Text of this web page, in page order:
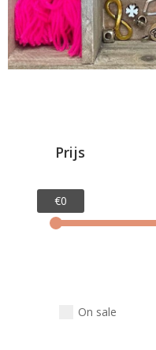
Prijs
€0
On sale